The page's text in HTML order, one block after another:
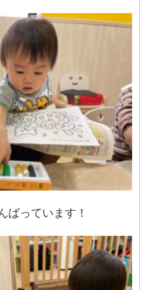
ばっています！